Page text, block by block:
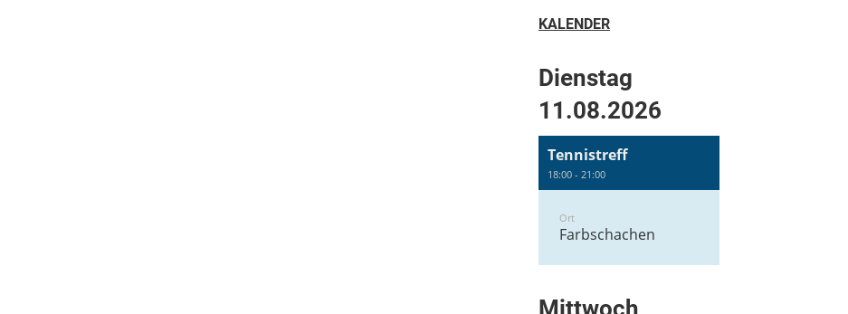
KALENDER
Dienstag
11.08.2026
Tennistreff
18:00 - 21:00
Ort
Farbschachen